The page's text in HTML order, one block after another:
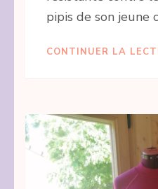
pipis de son jeune
CONTINUER LA